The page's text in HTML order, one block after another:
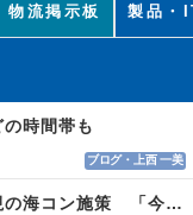
物流掲示板 製品・
時間帯も
ブログ・上西 一美
違う違うそれじゃない 現場無視の海コン施策 「今でも平均２～３時間は待つ」